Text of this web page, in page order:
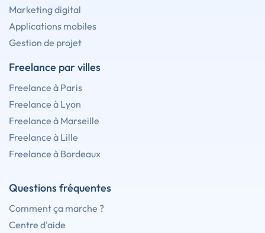
Marketing digital
Applications mobiles
Gestion de projet
Freelance par villes
Freelance à Paris
Freelance à Lyon
Freelance à Marseille
Freelance à Lille
Freelance à Bordeaux
Questions fréquentes
Comment ça marche ?
Centre d'aide